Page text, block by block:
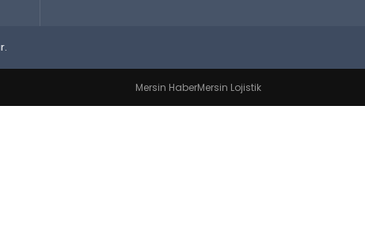
Mersin HaberMersin Lojistik